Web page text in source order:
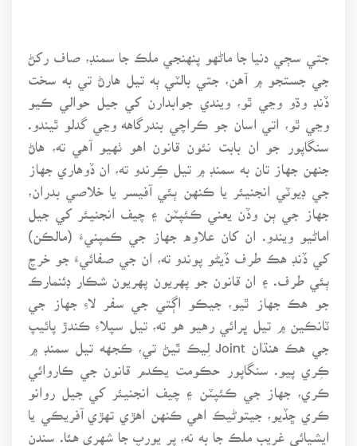
جتي سڄي دنيا جا ماڻهو پنهنجي ملڪ جا سمنڊ، صاف رکڻ
جي جستجو ۾ آهن، جتي بالٽي ٻه تيل هارڻ تي به سخت
ڏنڊ وڌو وڃي ٿو، ويندي جوابدارن کي جيل حوالي ڪيو
وڃي ٿو، اتي اسان جو ڪراچي بندرگاهه وڃي گدلو ٿيندو.
سنگاپور جو ان بابت نئون قانون اهو ٺهيو آهي ته، هاڻ
جنهن جهاز تان به سمنڊ ۾ تيل ڪِرندو ته، ان ڏوهاري جهاز
جي ڊيوٽي انجنيئر يا ڪنهن ٻئي آفيسر يا خلاصي بدران،
جهاز جي ٻن وڏن يعني ڪئپٽن ۽ چيف انجنيئر کي جيل
اماڻيو ويندو. ان کان علاوه جهاز جي ڪمپنيءَ (مالڪن)
کي ڏنڊ هڪ طرف ڏيڻو پوندو ته، ان جي صفائيءَ جو خرچ
ٻئي طرف. ۽ ان قانون جو پهريون پهريون شڪار ڊئنمارڪ
جو هڪ جهاز ٿيو، جيڪو اڳتي جي سفر لاءِ جهاز جي
ٽانڪين ۾ تيل ڀرائي رهيو هو ته، تيل سپلاءِ ڪندڙ پائيپ
جي هڪ هنڌان Joint لِيڪ ٿيڻ تي، ڪجهه تيل سمنڊ ۾
ڪِري پيو. سنگاپور حڪومت يڪدم قانون جي ڪاروائي
ڪري، جهاز جي ڪئپٽن ۽ چيف انجنيئر کي جيل روانو
ڪري ڇڏيو، جيتوڻيڪ اهي ڪنهن اهڙي تهڙي آفريڪي يا
ايشيائي غريب ملڪ جا به نه، پر يورپ جا شهري هئا. سندن